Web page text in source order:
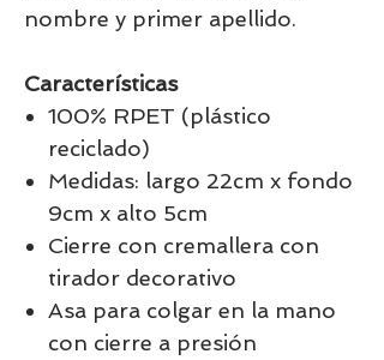
nombre y primer apellido.
Características
100% RPET (plástico
reciclado)
Medidas: largo 22cm x fondo
9cm x alto 5cm
Cierre con cremallera con
tirador decorativo
Asa para colgar en la mano
con cierre a presión